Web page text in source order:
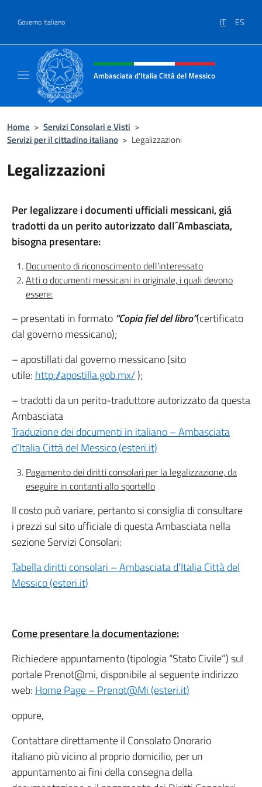
Governo Italiano IT ES
Intestazione sito, social e menù
Ambasciata d'Italia Città del Messico
Home > Servizi Consolari e Visti >
Servizi per il cittadino italiano > Legalizzazioni
Legalizzazioni
Per legalizzare i documenti ufficiali messicani, giá
tradotti da un perito autorizzato dall´Ambasciata,
bisogna presentare:
Documento di riconoscimento dell’interessato
Atti o documenti messicani in originale, i quali devono
essere:
– presentati in formato “Copia fiel del libro”(certificato
dal governo messicano);
– apostillati dal governo messicano (sito
utile: http://apostilla.gob.mx/);
– tradotti da un perito-traduttore autorizzato da questa
Ambasciata
Traduzione dei documenti in italiano – Ambasciata
d’Italia Città del Messico (esteri.it)
Pagamento dei diritti consolari per la legalizzazione, da
eseguire in contanti allo sportello
Il costo può variare, pertanto si consiglia di consultare
i prezzi sul sito ufficiale di questa Ambasciata nella
sezione Servizi Consolari:
Tabella diritti consolari – Ambasciata d’Italia Città del
Messico (esteri.it)
Come presentare la documentazione:
Richiedere appuntamento (tipologia “Stato Civile”) sul
portale Prenot@mi, disponibile al seguente indirizzo
web: Home Page – Prenot@Mi (esteri.it)
oppure,
Contattare direttamente il Consolato Onorario
italiano più vicino al proprio domicilio, per un
appuntamento ai fini della consegna della